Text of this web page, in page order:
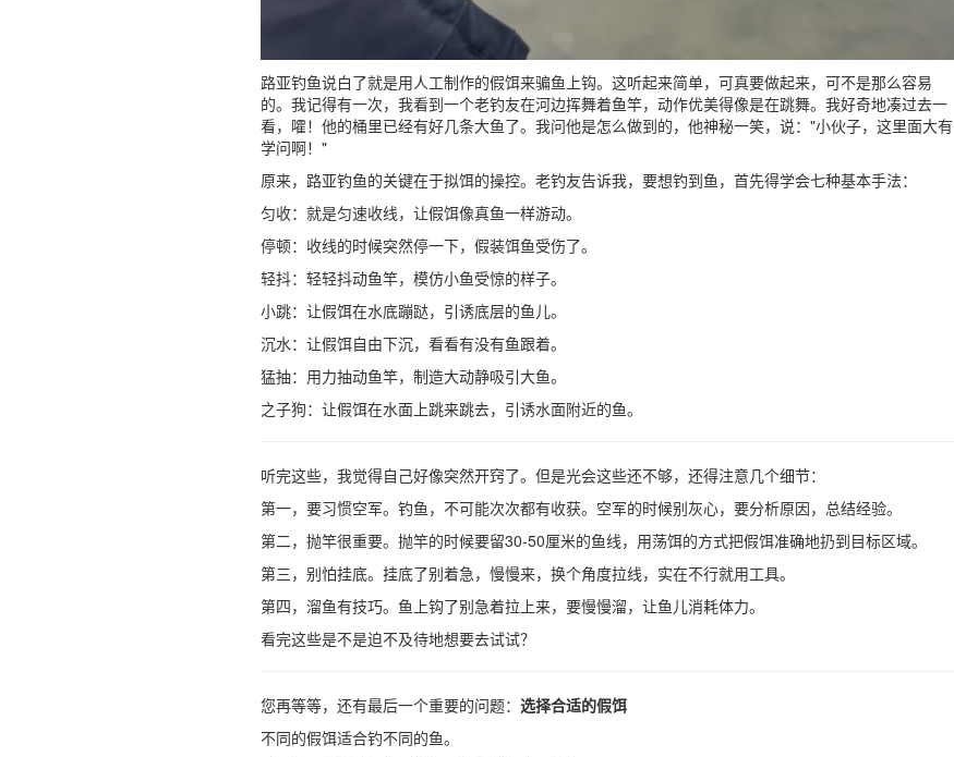
路亚钓鱼说白了就是用人工制作的假饵来骗鱼上钩。这听起来简单，可真要做起来，可不是那么容易
的。我记得有一次，我看到一个老钓友在河边挥舞着鱼竿，动作优美得像是在跳舞。我好奇地凑过去一
看，嚯！他的桶里已经有好几条大鱼了。我问他是怎么做到的，他神秘一笑，说："小伙子，这里面大有
学问啊！"
原来，路亚钓鱼的关键在于拟饵的操控。老钓友告诉我，要想钓到鱼，首先得学会七种基本手法：
匀收：就是匀速收线，让假饵像真鱼一样游动。
停顿：收线的时候突然停一下，假装饵鱼受伤了。
轻抖：轻轻抖动鱼竿，模仿小鱼受惊的样子。
小跳：让假饵在水底蹦跶，引诱底层的鱼儿。
沉水：让假饵自由下沉，看看有没有鱼跟着。
猛抽：用力抽动鱼竿，制造大动静吸引大鱼。
之子狗：让假饵在水面上跳来跳去，引诱水面附近的鱼。
听完这些，我觉得自己好像突然开窍了。但是光会这些还不够，还得注意几个细节：
第一，要习惯空军。钓鱼，不可能次次都有收获。空军的时候别灰心，要分析原因，总结经验。
第二，抛竿很重要。抛竿的时候要留30-50厘米的鱼线，用荡饵的方式把假饵准确地扔到目标区域。
第三，别怕挂底。挂底了别着急，慢慢来，换个角度拉线，实在不行就用工具。
第四，溜鱼有技巧。鱼上钩了别急着拉上来，要慢慢溜，让鱼儿消耗体力。
看完这些是不是迫不及待地想要去试试？
您再等等，还有最后一个重要的问题： 选择合适的假饵
不同的假饵适合钓不同的鱼。